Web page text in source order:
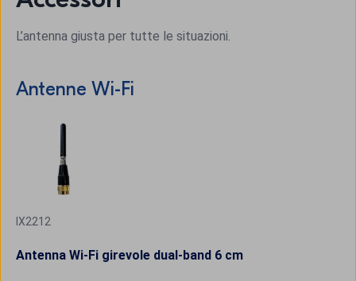
L’antenna giusta per tutte le situazioni.
Antenne Wi-Fi
IX2212
Antenna Wi-Fi girevole dual-band 6 cm